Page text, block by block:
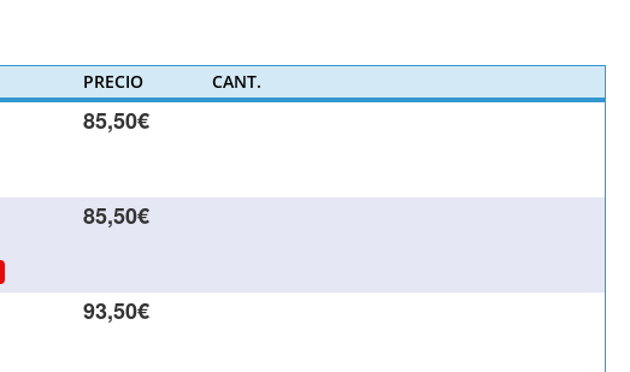
PRECIO CANT.
85,50€
85,50€
93,50€